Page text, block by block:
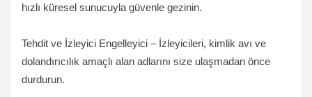
hızlı küresel sunucuyla güvenle gezinin.
Tehdit ve İzleyici Engelleyici – İzleyicileri, kimlik avı ve
dolandırıcılık amaçlı alan adlarını size ulaşmadan önce
durdurun.